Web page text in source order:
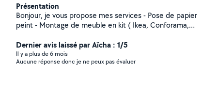
Présentation
Bonjour, je vous propose mes services - Pose de papier
peint - Montage de meuble en kit ( Ikea, Conforama,
Rangements, grand nettoyage (cave, grenier,
déménagement...) N'hésitez pas à me contacter !
Dernier avis laissé par Aïcha : 1/5
Il y a plus de 6 mois
Aucune réponse donc je ne peux pas évaluer